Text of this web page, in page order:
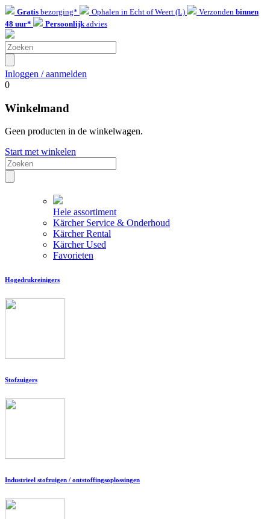
Gratis bezorging* Ophalen in Echt of Weert (L) Verzonden binnen
48 uur*
Persoonlijkadvies
Inloggen / aanmelden
0
Winkelmand
Geen producten in de winkelwagen.
Start met winkelen
Hele assortiment
Kärcher Service & Onderhoud
Kärcher Rental
Kärcher Used
Favorieten
Hogedrukreinigers
Stofzuigers
Industrieel stofzuigen / ontstoffingsoplossingen